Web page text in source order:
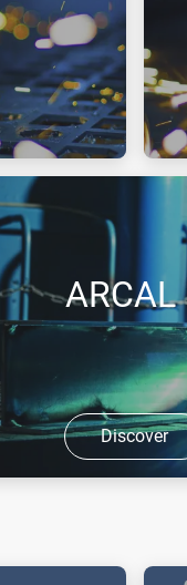
и
ARCAL
Discover
ВИГ и МИГ